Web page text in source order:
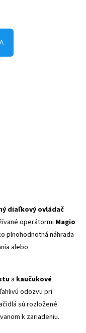
diaľkový ovládač
operátormi Magio
plnohodnotná náhrada
alebo
a kaučukové
odozvu pri
sú rozložené
k zariadeniu.